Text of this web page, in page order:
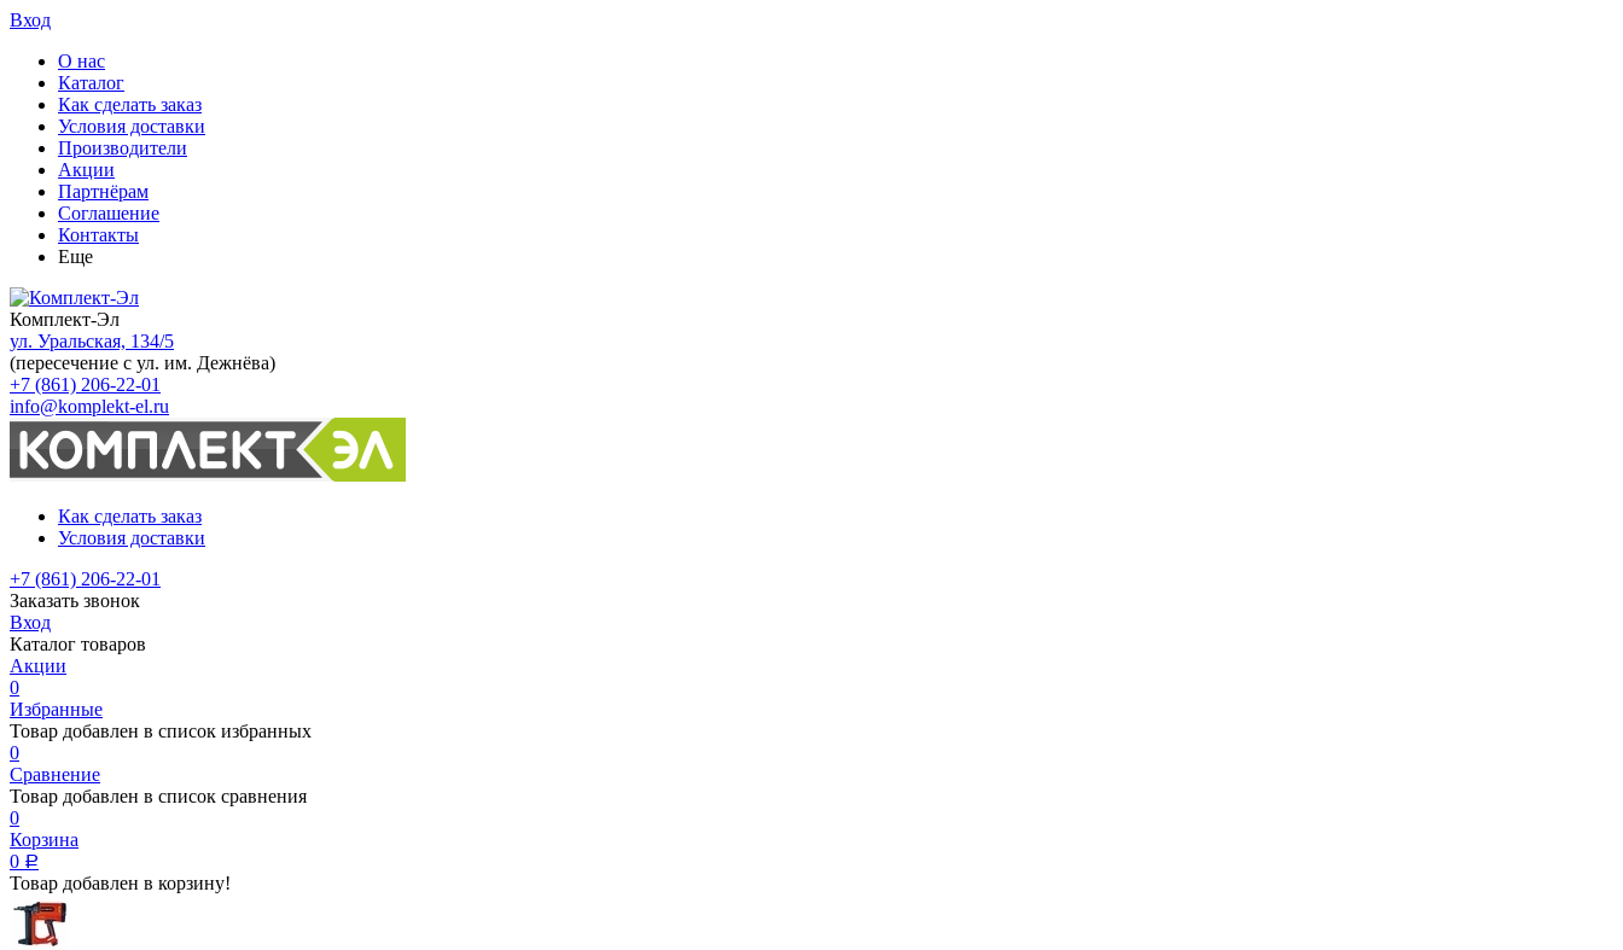
Вход
О нас
Каталог
Как сделать заказ
Условия доставки
Производители
Акции
Партнёрам
Соглашение
Контакты
Еще
Комплект-Эл
ул. Уральская, 134/5
(пересечение с ул. им. Дежнёва)
+7 (861) 206-22-01
info@komplekt-el.ru
Как сделать заказ
Условия доставки
+7 (861) 206-22-01
Заказать звонок
Вход
Каталог товаров
Акции
0
Избранные
Товар добавлен в список избранных
0
Сравнение
Товар добавлен в список сравнения
0
Корзина
0 Р
Товар добавлен в корзину!